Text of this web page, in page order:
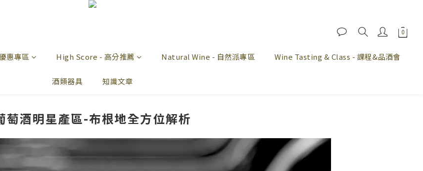
惠專區 High Score - 高分推薦 Natural Wine - 自然派專區 Wine Tasting & Class - 課程&品酒會
酒類器具 知識文章
萄酒明星產區-布根地全方位解析